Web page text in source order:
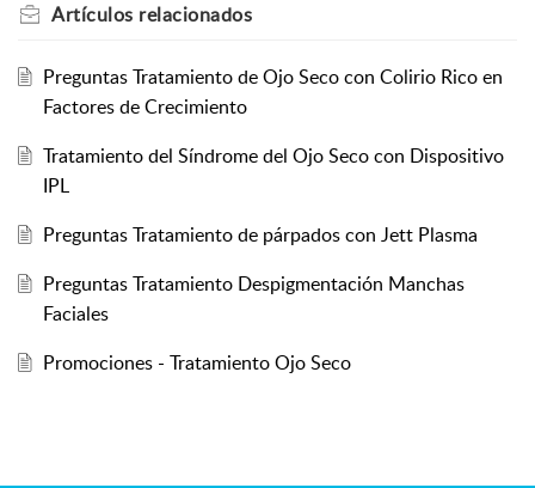
Artículos relacionados
Preguntas Tratamiento de Ojo Seco con Colirio Rico en
Factores de Crecimiento
Tratamiento del Síndrome del Ojo Seco con Dispositivo
IPL
Preguntas Tratamiento de párpados con Jett Plasma
Preguntas Tratamiento Despigmentación Manchas
Faciales
Promociones - Tratamiento Ojo Seco